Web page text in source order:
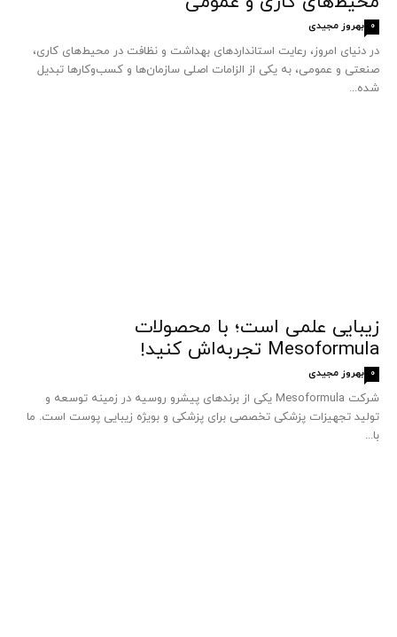
بهروز مجیدی 0
در دنیای امروز، رعایت استانداردهای بهداشت و نظافت در محیط‌های کاری،
صنعتی و عمومی، به یکی از الزامات اصلی سازمان‌ها و کسب‌وکارها تبدیل
شده...
زیبایی علمی است؛ با محصولات
Mesoformula تجربه‌اش کنید!
بهروز مجیدی 0
شرکت Mesoformula یکی از برندهای پیشرو روسیه در زمینه توسعه و
تولید تجهیزات پزشکی تخصصی برای پزشکی و بویژه زیبایی پوست است. ما
با...